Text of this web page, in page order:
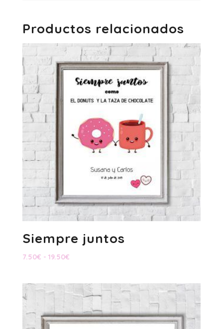
Productos relacionados
Siempre juntos
7.50€ - 19.50€Rango
desde
hasta
19.50€